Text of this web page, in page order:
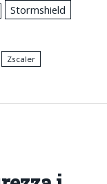
Stormshield
Zscaler